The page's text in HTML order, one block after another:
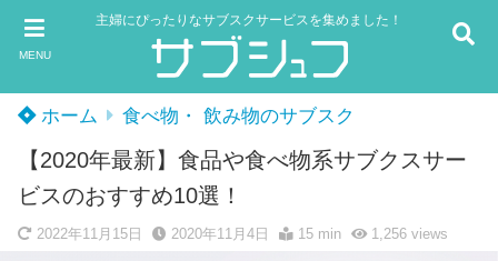
MENU
主婦にぴったりなサブスクサービスを集めました！
ホーム 食べ物・ 飲み物のサブスク
【2020年最新】食品や食べ物系サブクスサー
ビスのおすすめ10選！
2022年11月15日 2020年11月4日 15 min 1,256views